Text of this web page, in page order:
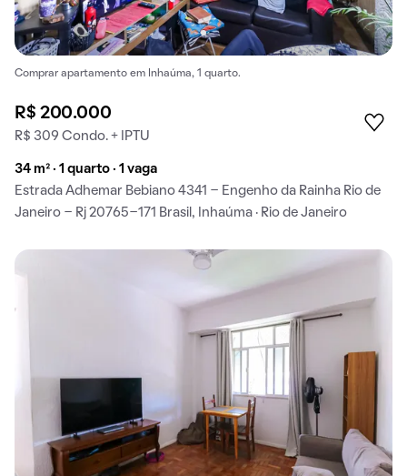
Comprar apartamento em Inhaúma, 1 quarto.
R$ 200.000
R$ 309 Condo. + IPTU
34 m² · 1 quarto · 1 vaga
Estrada Adhemar Bebiano 4341 - Engenho da Rainha Rio de
Janeiro - Rj 20765-171 Brasil, Inhaúma · Rio de Janeiro